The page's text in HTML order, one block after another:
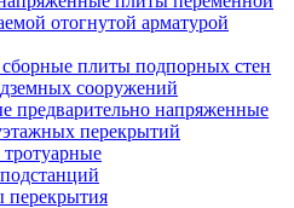
отогнутой арматурой
плиты подпорных стен
сооружений
предварительно напряженные
перекрытий
перекрытия